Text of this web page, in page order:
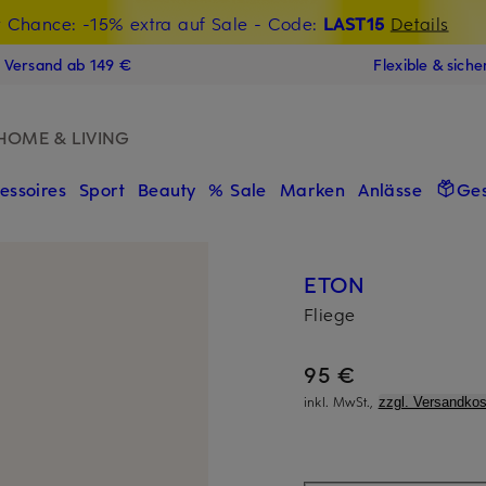
Chance: -15% extra auf Sale - Code: LAST15 Details
Willkommensgutschein mit Beyond sichern
ab 149 € Flexible &
& LIVING
Sport Beauty % Sale Marken Anlässe
ETON
Fliege
95 €
inkl. MwSt., zzgl.